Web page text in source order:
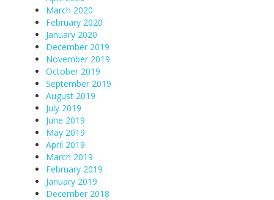
March 2020
February 2020
January 2020
December 2019
November 2019
October 2019
September 2019
August 2019
July 2019
June 2019
May 2019
April 2019
March 2019
February 2019
January 2019
December 2018